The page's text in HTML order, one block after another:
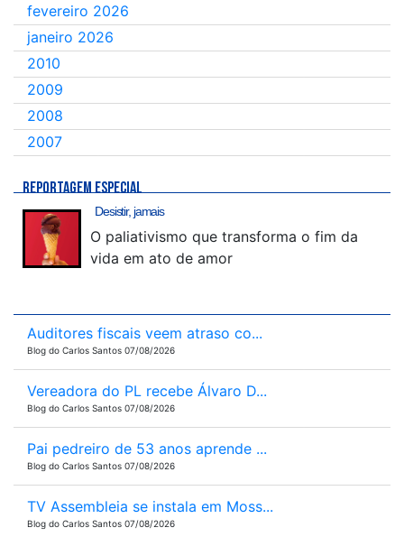
fevereiro 2026
janeiro 2026
2010
2009
2008
2007
REPORTAGEM ESPECIAL
Desistir, jamais
O paliativismo que transforma o fim da
vida em ato de amor
Auditores fiscais veem atraso co...
Blog do Carlos Santos 07/08/2026
Vereadora do PL recebe Álvaro D...
Blog do Carlos Santos 07/08/2026
Pai pedreiro de 53 anos aprende ...
Blog do Carlos Santos 07/08/2026
TV Assembleia se instala em Moss...
Blog do Carlos Santos 07/08/2026